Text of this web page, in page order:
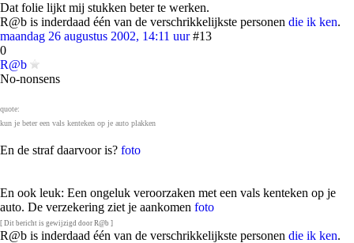
Dat folie lijkt mij stukken beter te werken.
R@b is inderdaad één van de verschrikkelijkste personen die ik ken.
maandag 26 augustus 2002, 14:11 uur #13
0
R@b
No-nonsens
quote:
kun je beter een vals kenteken op je auto plakken
En de straf daarvoor is? foto
En ook leuk: Een ongeluk veroorzaken met een vals kenteken op je
auto. De verzekering ziet je aankomen foto
[ Dit bericht is gewijzigd door R@b ]
R@b is inderdaad één van de verschrikkelijkste personen die ik ken.